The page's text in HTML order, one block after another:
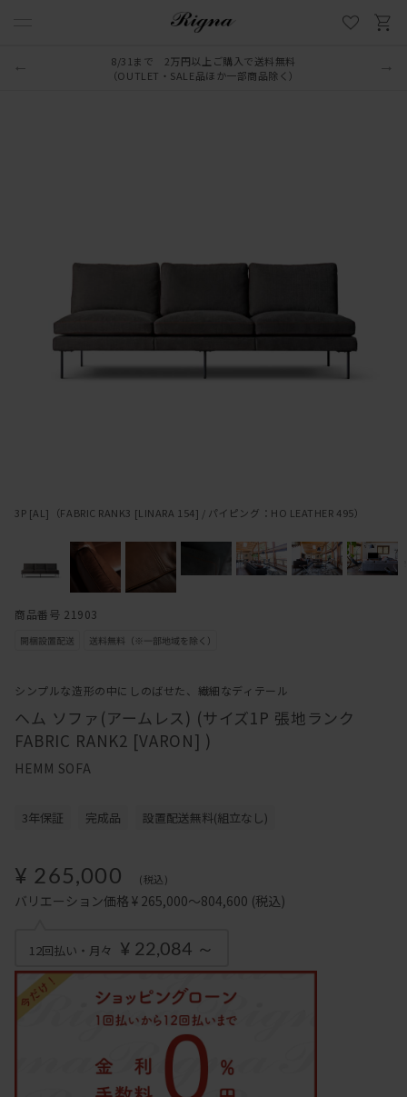
8/31まで 2万円以上ご購入で送料無料
（OUTLET・SALE品ほか一部商品除く）
シンプルな造形の中にしのばせた、繊細なディテール
ヘム ソファ(アームレス) (サイズ1P 張地ランク
FABRIC RANK2 [VARON] )
HEMM SOFA
3P [AL]（FABRIC RANK3 [LINARA 154] / パイピング：HO LEATHER 495）
3年保証 完成品 設置配送無料(組立なし)
¥ 265,000 (税込)
バリエーション価格 ¥ 265,000～804,600 (税込)
12回払い・月々 ¥ 22,084 ～
商品番号 21903